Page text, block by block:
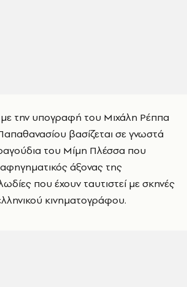
με την υπογραφή του Μιχάλη Ρέππα
βασίζεται σε γνωστά
του Μίμη Πλέσσα που
άξονας της
που έχουν ταυτιστεί με σκηνές
κινηματογράφου.